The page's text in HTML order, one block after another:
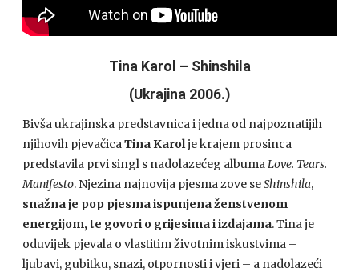
Tina Karol – Shinshila
(Ukrajina 2006.)
Bivša ukrajinska predstavnica i jedna od najpoznatijih
njihovih pjevačica Tina Karolje krajem prosinca
predstavila prvi singl s nadolazećeg albuma Love. Tears.
Manifesto. Njezina najnovija pjesma zove seShinshila,
snažna je pop pjesma ispunjena ženstvenom
energijom, te govori o grijesima i izdajama. Tina je
oduvijek pjevala o vlastitim životnim iskustvima –
ljubavi, gubitku, snazi, otpornosti i vjeri – a nadolazeći